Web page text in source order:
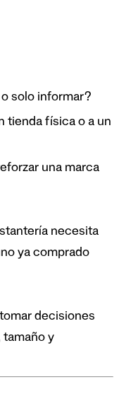
solo informar?
tienda física o a un
una marca
necesita
ya comprado
decisiones
y